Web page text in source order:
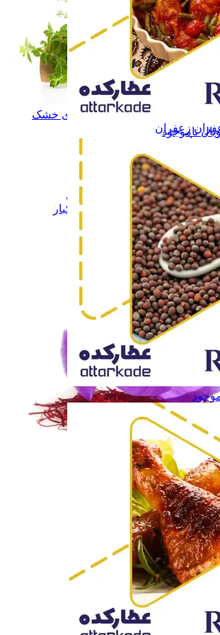
میوه های خشک سبزی و میوه های خشک
زعفران
نبـات
شـیـره
خشکبار
های لبنی فرآورده های لبنی
دسته بندی های زعفران و خشکبار
و خشکبار زعفران و خشکبار
حبوبات
غـلـات
دسته بندی های حبوبات و غلات
ناموجود